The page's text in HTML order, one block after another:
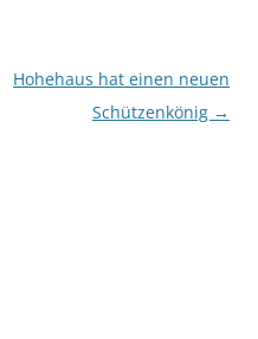
Hohehaus hat einen neuen
Schützenkönig →